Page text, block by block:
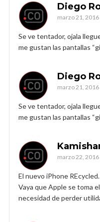
Diego
marzo 21, 2016
Se ve tentador, ojala
me gustan las pantallas
Diego
marzo 21, 2016
Se ve tentador, ojala
me gustan las pantallas
marzo 22, 2016
El nuevo iPhone REcycled.
Vaya que Apple se toma
necesidad de perder